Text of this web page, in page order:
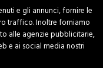
e gli annunci, fornire le
traffico. Inoltre forniamo
alle agenzie pubblicitarie,
e ai social media nostri